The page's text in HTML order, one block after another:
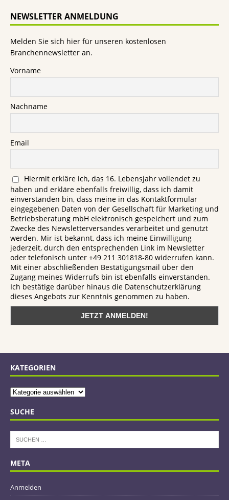
NEWSLETTER ANMELDUNG
Melden Sie sich hier für unseren kostenlosen
Branchennewsletter an.
Vorname
Nachname
Email
Hiermit erkläre ich, das 16. Lebensjahr vollendet zu
haben und erkläre ebenfalls freiwillig, dass ich damit
einverstanden bin, dass meine in das Kontaktformular
eingegebenen Daten von der Gesellschaft für Marketing und
Betriebsberatung mbH elektronisch gespeichert und zum
Zwecke des Newsletterversandes verarbeitet und genutzt
werden. Mir ist bekannt, dass ich meine Einwilligung
jederzeit, durch den entsprechenden Link im Newsletter
oder telefonisch unter +49 211 301818-80 widerrufen kann.
Mit einer abschließenden Bestätigungsmail über den
Zugang meines Widerrufs bin ist ebenfalls einverstanden.
Ich bestätige darüber hinaus die Datenschutzerklärung
dieses Angebots zur Kenntnis genommen zu haben.
KATEGORIEN
SUCHE
META
Anmelden